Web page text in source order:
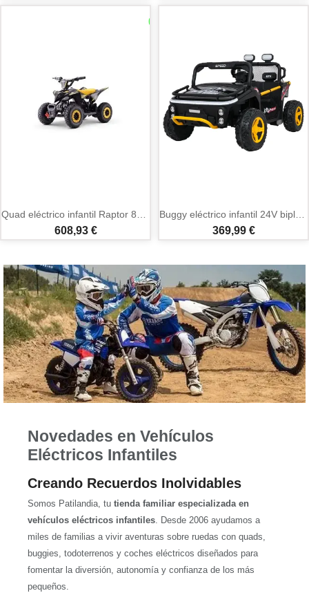
608,93 € 369,99 €
Novedades en Vehículos
Eléctricos Infantiles
Creando Recuerdos Inolvidables
Somos Patilandia, tu tienda familiar especializada en
vehículos eléctricos infantiles. Desde 2006 ayudamos a
miles de familias a vivir aventuras sobre ruedas con quads,
buggies, todoterrenos y coches eléctricos diseñados para
fomentar la diversión, autonomía y confianza de los más
pequeños.